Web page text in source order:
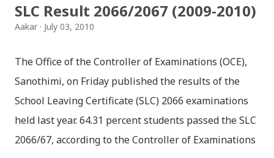
SLC Result 2066/2067 (2009-2010)
Aakar July 03, 2010
The Office of the Controller of Examinations (OCE),
Sanothimi, on Friday published the results of the
School Leaving Certificate (SLC) 2066 examinations
held last year. 64.31 percent students passed the SLC
2066/67, according to the Controller of Examinations